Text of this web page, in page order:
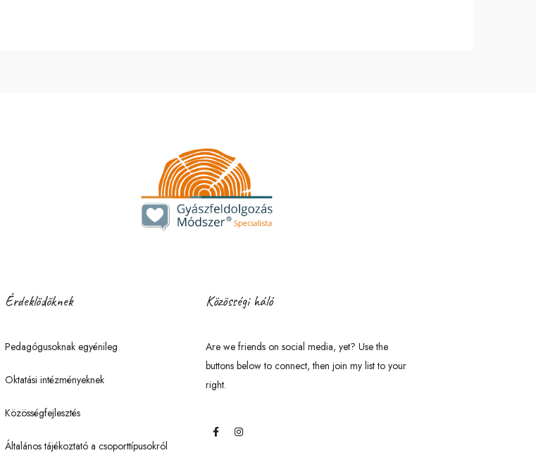
Érdeklődőknek
Pedagógusoknak egyénileg
Oktatási intézményeknek
Közösségfejlesztés
Általános tájékoztató a csoporttípusokról
Közösségi háló
Are we friends on social media, yet? Use the
buttons below to connect, then join my list to your
right.